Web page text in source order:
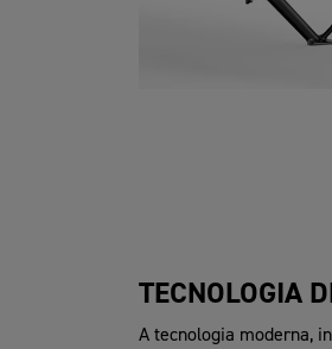
TECNOLOGIA
A tecnologia moderna,